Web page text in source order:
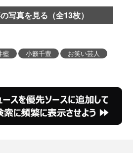
写真を見る（全13枚）
藍 小籔千豊
お笑い芸人